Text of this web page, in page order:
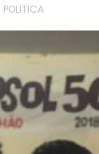
POLITICA